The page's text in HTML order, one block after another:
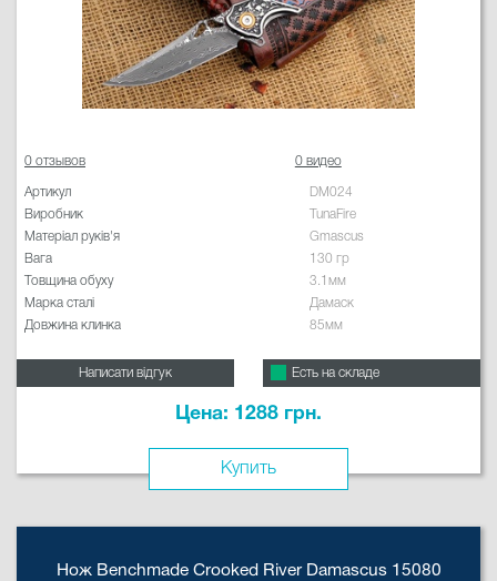
0 отзывов 0 видео
Артикул
DM024
Виробник
TunaFire
Матеріал руків'я
Gmascus
Вага
130 гр
Товщина обуху
3.1мм
Марка сталі
Дамаск
Довжина клинка
85мм
Написати відгук Есть на складе
Цена: 1288 грн.
Купить
Нож Benchmade Crooked River Damascus 15080